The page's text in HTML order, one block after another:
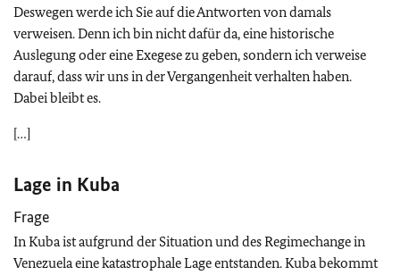
Deswegen werde ich Sie auf die Antworten von damals
verweisen. Denn ich bin nicht dafür da, eine historische
Auslegung oder eine Exegese zu geben, sondern ich verweise
darauf, dass wir uns in der Vergangenheit verhalten haben.
Dabei bleibt es.
[…]
Lage in Kuba
Frage
In Kuba ist aufgrund der Situation und des Regimechange in
Venezuela eine katastrophale Lage entstanden. Kuba bekommt